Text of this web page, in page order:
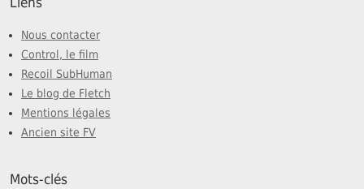
Nous contacter
Control, le film
Recoil SubHuman
Le blog de Fletch
Mentions légales
Ancien site FV
Mots-clés